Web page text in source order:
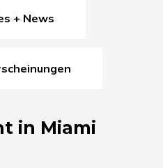
+ News
in Miami